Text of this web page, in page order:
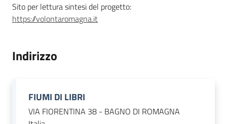
Progetti
Sito per lettura sintesi del progetto:
https://volontaromagna.it
Indirizzo
FIUMI DI LIBRI
VIA FIORENTINA 38 - BAGNO DI ROMAGNA